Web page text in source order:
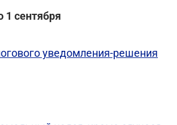
сентября
уведомления-решения